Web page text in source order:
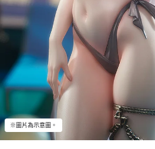
※圖片為示意圖。